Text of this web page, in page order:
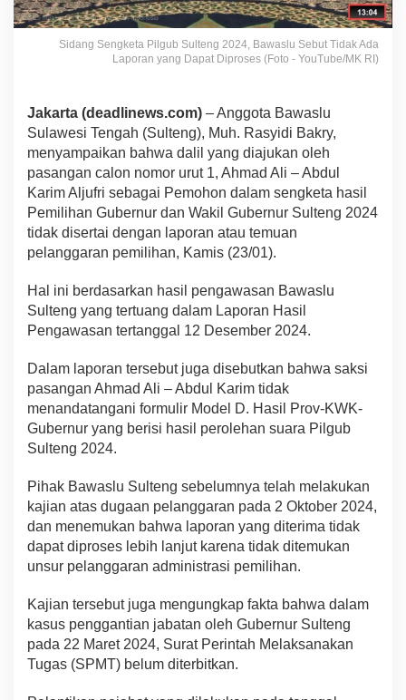
Sidang Sengketa Pilgub Sulteng 2024, Bawaslu Sebut Tidak Ada
Laporan yang Dapat Diproses (Foto - YouTube/MK RI)
Jakarta (deadlinews.com) – Anggota Bawaslu
Sulawesi Tengah (Sulteng), Muh. Rasyidi Bakry,
menyampaikan bahwa dalil yang diajukan oleh
pasangan calon nomor urut 1, Ahmad Ali – Abdul
Karim Aljufri sebagai Pemohon dalam sengketa hasil
Pemilihan Gubernur dan Wakil Gubernur Sulteng 2024
tidak disertai dengan laporan atau temuan
pelanggaran pemilihan, Kamis (23/01).
Hal ini berdasarkan hasil pengawasan Bawaslu
Sulteng yang tertuang dalam Laporan Hasil
Pengawasan tertanggal 12 Desember 2024.
Dalam laporan tersebut juga disebutkan bahwa saksi
pasangan Ahmad Ali – Abdul Karim tidak
menandatangani formulir Model D. Hasil Prov-KWK-
Gubernur yang berisi hasil perolehan suara Pilgub
Sulteng 2024.
Pihak Bawaslu Sulteng sebelumnya telah melakukan
kajian atas dugaan pelanggaran pada 2 Oktober 2024,
dan menemukan bahwa laporan yang diterima tidak
dapat diproses lebih lanjut karena tidak ditemukan
unsur pelanggaran administrasi pemilihan.
Kajian tersebut juga mengungkap fakta bahwa dalam
kasus penggantian jabatan oleh Gubernur Sulteng
pada 22 Maret 2024, Surat Perintah Melaksanakan
Tugas (SPMT) belum diterbitkan.